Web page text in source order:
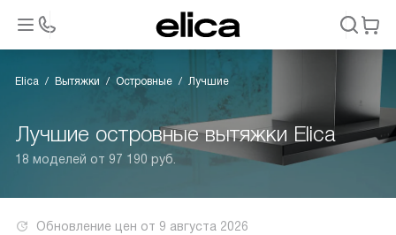
Elica Вытяжки Островные Лучшие
Лучшие островные вытяжки Elica
18 моделей от 97 190 руб.
Обновление цен от 9 августа 2026